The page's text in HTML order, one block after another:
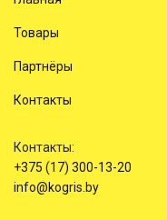
Товары
Партнёры
Контакты
Контакты:
+375 (17) 300-13-20
info@kogris.by